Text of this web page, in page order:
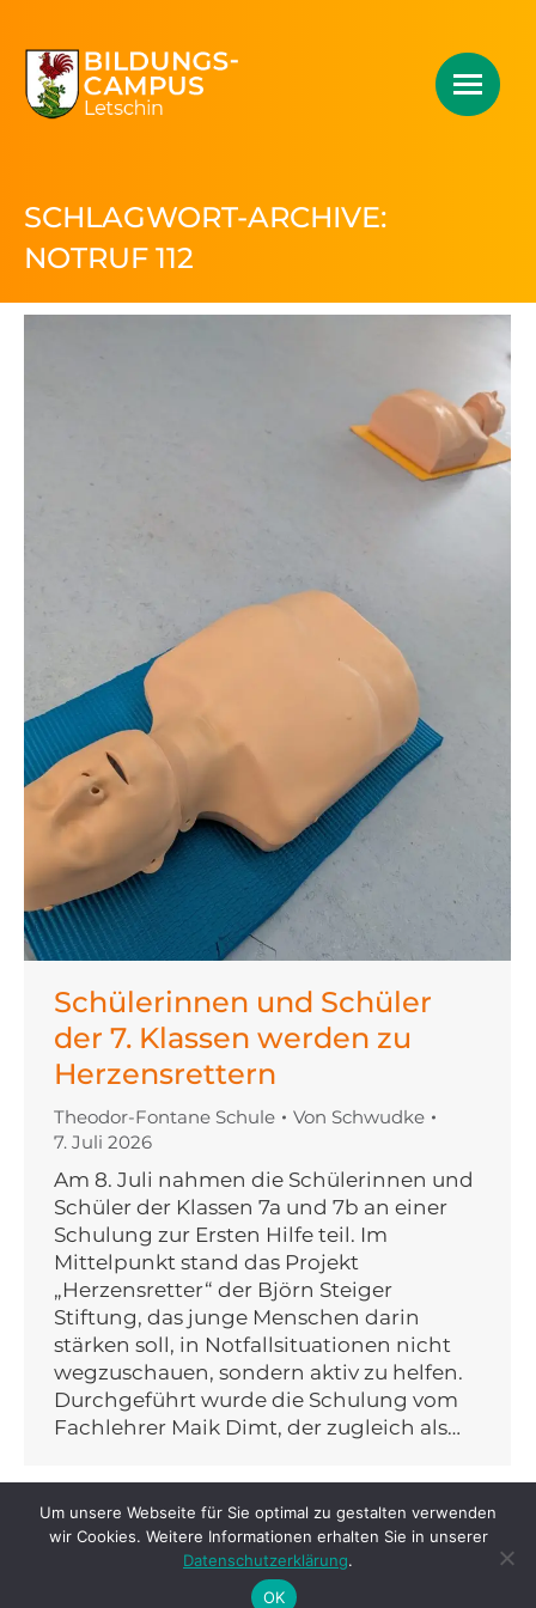
SCHLAGWORT-ARCHIVE:
NOTRUF 112
Schülerinnen und Schüler
der 7. Klassen werden zu
Herzensrettern
Theodor-Fontane Schule Von Schwudke
7. Juli 2026
Am 8. Juli nahmen die Schülerinnen und
Schüler der Klassen 7a und 7b an einer
Schulung zur Ersten Hilfe teil. Im
Mittelpunkt stand das Projekt
„Herzensretter“ der Björn Steiger
Stiftung, das junge Menschen darin
stärken soll, in Notfallsituationen nicht
wegzuschauen, sondern aktiv zu helfen.
Durchgeführt wurde die Schulung vom
Fachlehrer Maik Dimt, der zugleich als…
Datenschutzerklärung
Um unsere Webseite für Sie optimal zu gestalten verwenden
wir Cookies. Weitere Informationen erhalten Sie in unserer
Datenschutzerklärung.
OK